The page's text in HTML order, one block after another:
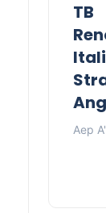
Aep